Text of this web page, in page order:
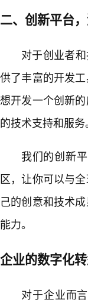
二、创新平台
对于创业者
供了丰富的开发
想开发一个创新
的技术支持和服务
我们的创新
区，让你可以与
己的创意和技术
能力。
企业的数字化
对于企业而